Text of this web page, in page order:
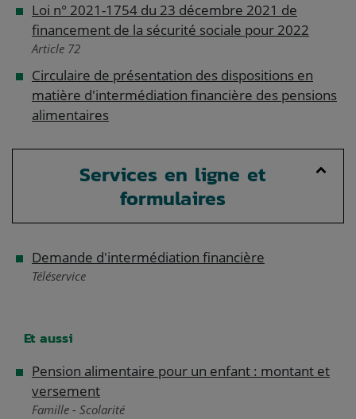
Loi n° 2021-1754 du 23 décembre 2021 de
financement de la sécurité sociale pour 2022
Article 72
Circulaire de présentation des dispositions en
matière d'intermédiation financière des pensions
alimentaires
Services en ligne et
formulaires
Demande d'intermédiation financière
Téléservice
Et aussi
Pension alimentaire pour un enfant : montant et
versement
Famille - Scolarité